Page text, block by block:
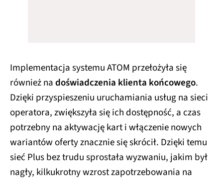
Implementacja systemu ATOM przełożyła się
również nadoświadczenia klienta końcowego.
Dzięki przyspieszeniu uruchamiania usług na sieci
operatora, zwiększyła się ich dostępność, a czas
potrzebny na aktywację kart i włączenie nowych
wariantów oferty znacznie się skrócił. Dzięki temu
sieć Plus bez trudu sprostała wyzwaniu, jakim był
nagły, kilkukrotny wzrost zapotrzebowania na